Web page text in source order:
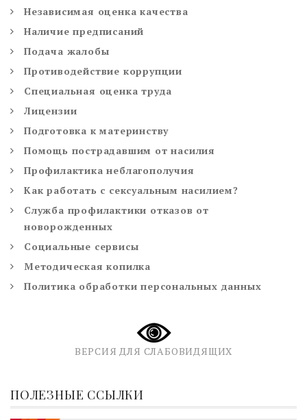
Независимая оценка качества
Наличие предписаний
Подача жалобы
Противодействие коррупции
Специальная оценка труда
Лицензии
Подготовка к материнству
Помощь пострадавшим от насилия
Профилактика неблагополучия
Как работать с сексуальным насилием?
Служба профилактики отказов от
новорожденных
Социальные сервисы
Методическая копилка
Политика обработки персональных данных
ВЕРСИЯ ДЛЯ СЛАБОВИДЯЩИХ
ПОЛЕЗНЫЕ ССЫЛКИ